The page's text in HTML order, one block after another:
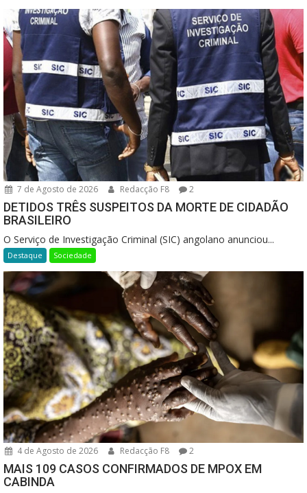
7 de Agosto de 2026 Redacção F8 2
DETIDOS TRÊS SUSPEITOS DA MORTE DE CIDADÃO
BRASILEIRO
O Serviço de Investigação Criminal (SIC) angolano anunciou...
Destaque Sociedade
4 de Agosto de 2026 Redacção F8 2
MAIS 109 CASOS CONFIRMADOS DE MPOX EM
CABINDA